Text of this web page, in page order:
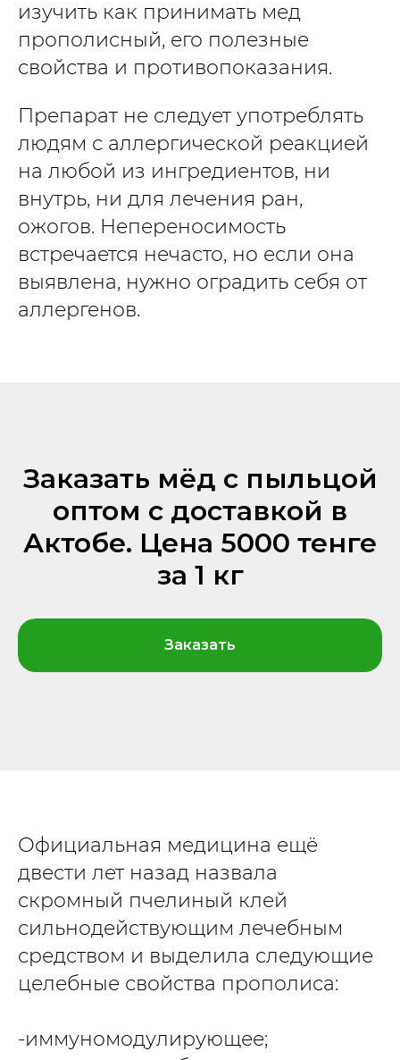
изучить как принимать мед
прополисный, его полезные
свойства и противопоказания.
Препарат не следует употреблять
людям с аллергической реакцией
на любой из ингредиентов, ни
внутрь, ни для лечения ран,
ожогов. Непереносимость
встречается нечасто, но если она
выявлена, нужно оградить себя от
аллергенов.
Заказать мёд с пыльцой
оптом с доставкой в
Актобе. Цена 5000 тенге
за 1 кг
Заказать
Официальная медицина ещё
двести лет назад назвала
скромный пчелиный клей
сильнодействующим лечебным
средством и выделила следующие
целебные свойства прополиса:
-иммуномодулирующее;